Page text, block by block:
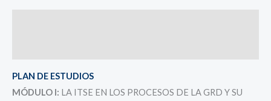
PLAN DE ESTUDIOS
MÓDULO I: LA ITSE EN LOS PROCESOS DE LA GRD Y SU